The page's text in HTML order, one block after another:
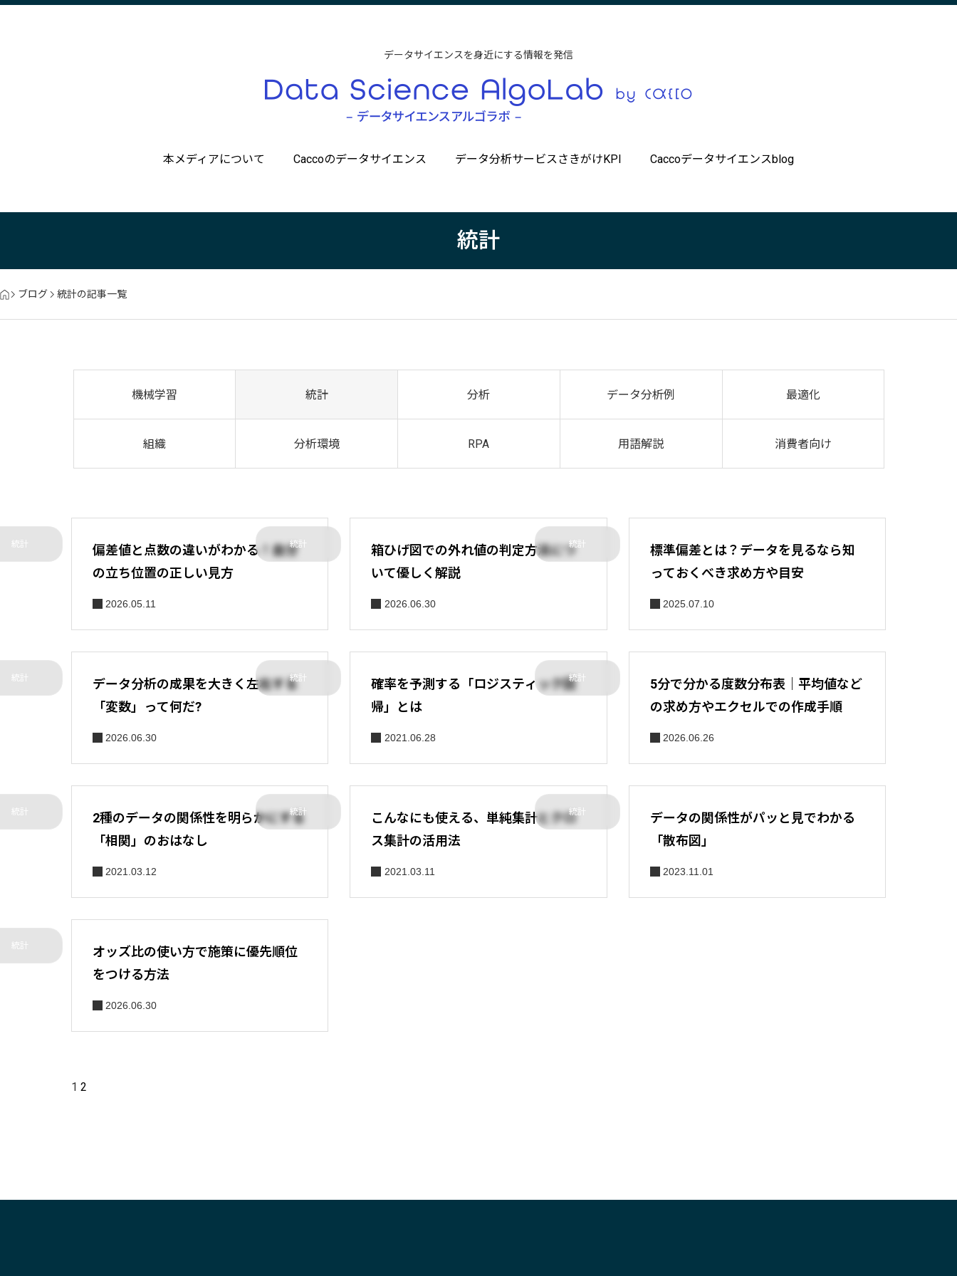
データサイエンスを身近にする情報を発信
本メディアについて Caccoのデータサイエンス データ分析サービスさきがけKPI Caccoデータサイエンスblog
統計
ブログ 統計の記事一覧
機械学習 統計 分析 データ分析例 最適化
組織 分析環境 RPA 用語解説 消費者向け
統計
偏差値と点数の違いがわかる！自分
の立ち位置の正しい見方
2026.05.11
統計
箱ひげ図での外れ値の判定方法につ
いて優しく解説
2026.06.30
統計
標準偏差とは？データを見るなら知
っておくべき求め方や目安
2025.07.10
統計
データ分析の成果を大きく左右する
「変数」って何だ?
2026.06.30
統計
確率を予測する「ロジスティック回
帰」とは
2021.06.28
統計
5分で分かる度数分布表｜平均値など
の求め方やエクセルでの作成手順
2026.06.26
統計
2種のデータの関係性を明らかにする
「相関」のおはなし
2021.03.12
統計
こんなにも使える、単純集計とクロ
ス集計の活用法
2021.03.11
統計
データの関係性がパッと見でわかる
「散布図」
2023.11.01
統計
オッズ比の使い方で施策に優先順位
をつける方法
2026.06.30
1 2